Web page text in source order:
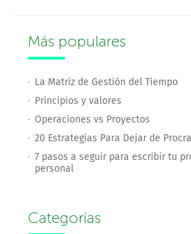
Más populares
La Matriz de Gestión del Tiempo
Principios y valores
Operaciones vs Proyectos
20 Estrategias Para Dejar de
7 pasos a seguir para escribir tu
personal
Categorías